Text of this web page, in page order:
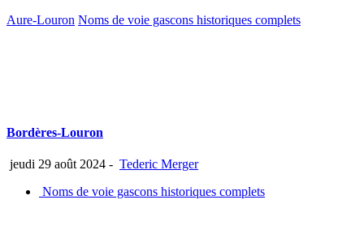
Aure-Louron Noms de voie gascons historiques complets
Bordères-Louron
jeudi 29 août 2024 - Tederic Merger
Noms de voie gascons historiques complets